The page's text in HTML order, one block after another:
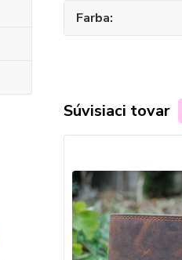
Farba
Súvisiaci tovar